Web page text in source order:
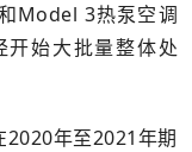
Model 3热泵空调
开始大批量整体处
2020年至2021年期